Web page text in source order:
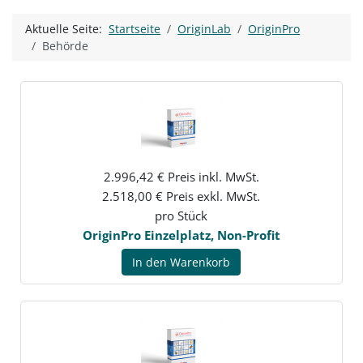
Aktuelle Seite:Startseite OriginLab
OriginPro
Behörde
2.996,42 € Preis inkl. MwSt.
2.518,00 € Preis exkl. MwSt.
pro Stück
OriginPro Einzelplatz, Non-Profit
In den Warenkorb